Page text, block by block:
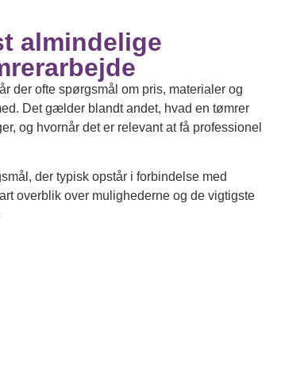
almindelige
der ofte spørgsmål om pris, materialer og
Det gælder blandt andet, hvad en tømrer
og hvornår det er relevant at få professionel
der typisk opstår i forbindelse med
overblik over mulighederne og de vigtigste